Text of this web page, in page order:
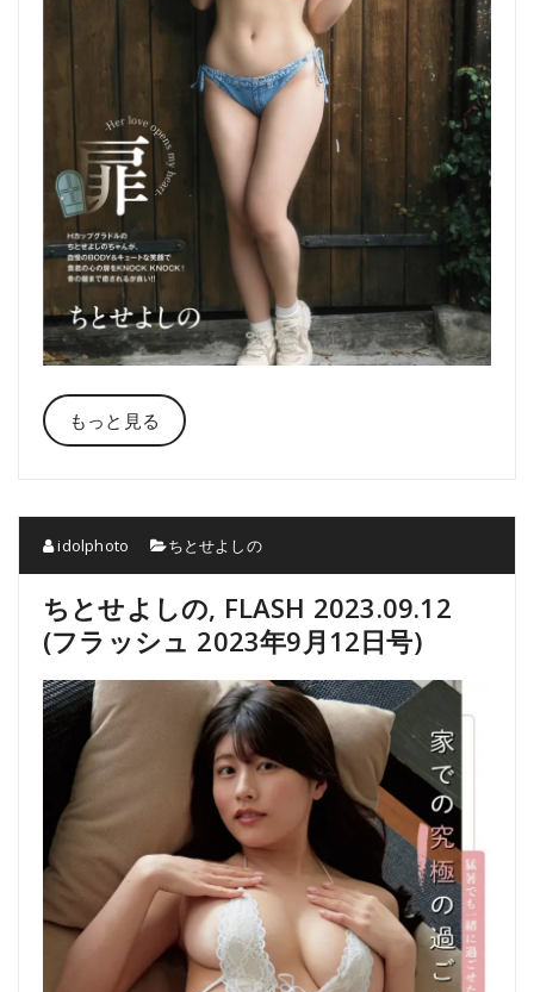
もっと見る
idolphoto ちとせよしの
ちとせよしの, FLASH 2023.09.12
(フラッシュ 2023年9月12日号)